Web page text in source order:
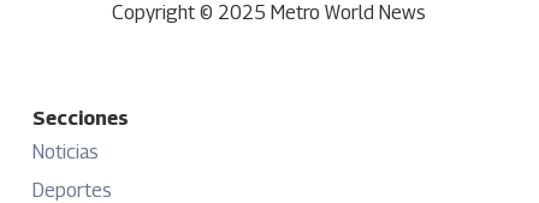
Copyright © 2025 Metro World News
Secciones
Noticias
Deportes